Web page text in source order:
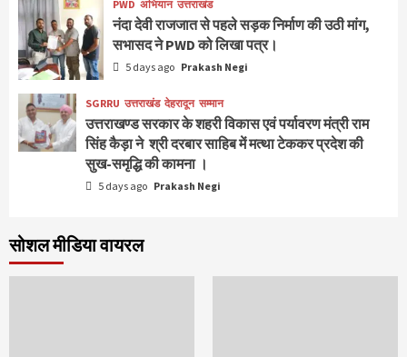
PWD अभियान उत्तराखंड
नंदा देवी राजजात से पहले सड़क निर्माण की उठी मांग,
सभासद ने PWD को लिखा पत्र।
5 days ago Prakash Negi
SGRRU उत्तराखंड देहरादून सम्मान
उत्तराखण्ड सरकार के शहरी विकास एवं पर्यावरण मंत्री राम
सिंह कैड़ा ने श्री दरबार साहिब में मत्था टेककर प्रदेश की
सुख-समृद्धि की कामना ।
5 days ago Prakash Negi
सोशल मीडिया वायरल